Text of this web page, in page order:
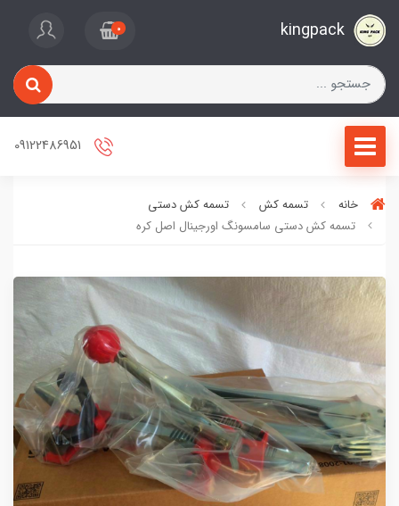
kingpack
0
خانه تسمه کش
تسمه کش دستی
تسمه کش دستی سامسونگ اورجینال اصل کره